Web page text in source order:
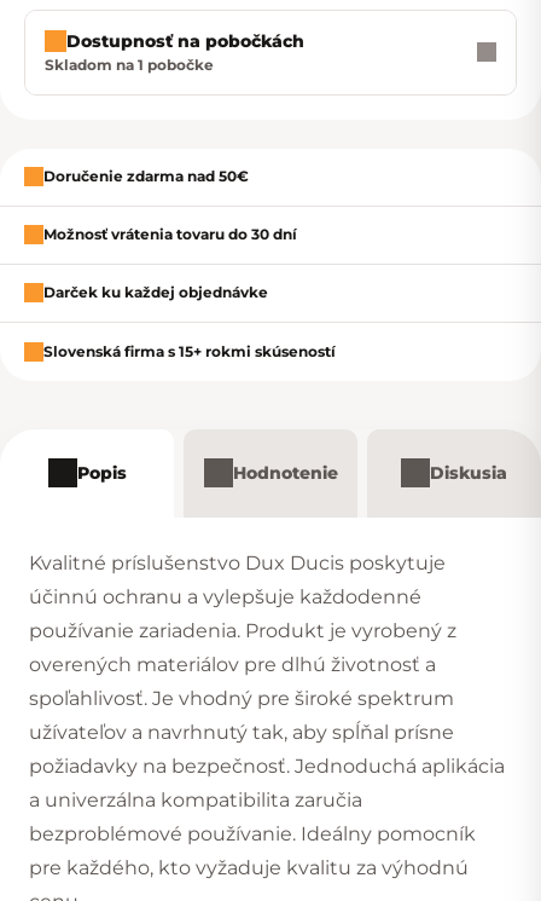
Zavrieť
Dostupnosť na pobočkách
Skladom na 1 pobočke
Doručenie zdarma nad 50€
Možnosť vrátenia tovaru do 30 dní
Darček ku každej objednávke
Slovenská firma s 15+ rokmi skúseností
Popis Hodnotenie Diskusia
Kvalitné príslušenstvo Dux Ducis poskytuje
účinnú ochranu a vylepšuje každodenné
používanie zariadenia. Produkt je vyrobený z
overených materiálov pre dlhú životnosť a
spoľahlivosť. Je vhodný pre široké spektrum
užívateľov a navrhnutý tak, aby spĺňal prísne
požiadavky na bezpečnosť. Jednoduchá aplikácia
a univerzálna kompatibilita zaručia
bezproblémové používanie. Ideálny pomocník
pre každého, kto vyžaduje kvalitu za výhodnú